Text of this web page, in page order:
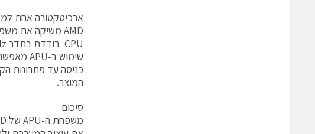
ארכיטקטורה אחת
CPU בודדת בתדר 1.0GHz ועד גרסת APU עם שתי ליבות CPU בתדר של 1.6GHz.
כניסה עד פתרונות
המוצר.
סיכום